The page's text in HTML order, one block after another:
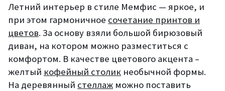
Летний интерьер в стиле Мемфис — яркое, и
при этом гармоничное сочетание принтов и
цветов. За основу взяли большой бирюзовый
диван, на котором можно разместиться с
комфортом. В качестве цветового акцента –
желтый кофейный столик необычной формы.
На деревянный стеллаж можно поставить